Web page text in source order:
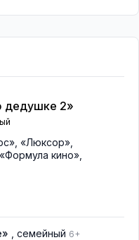
дедушке 2»
«Люксор»
«Формула кино»
, семейный 6+